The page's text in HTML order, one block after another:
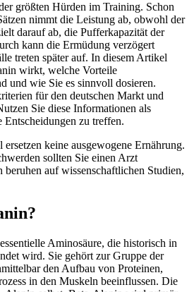
größten Hürden im Training. Schon
nimmt die Leistung ab, obwohl der
darauf ab, die Pufferkapazität der
kann die Ermüdung verzögert
treten später auf. In diesem Artikel
wirkt, welche Vorteile
und wie Sie es sinnvoll dosieren.
für den deutschen Markt und
Sie diese Informationen als
zu treffen.
keine ausgewogene Ernährung.
sollten Sie einen Arzt
auf wissenschaftlichen Studien,
Aminosäure, die historisch in
wird. Sie gehört zur Gruppe der
den Aufbau von Proteinen,
in den Muskeln beeinflussen. Die